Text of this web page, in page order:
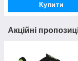
Купити
Акційні